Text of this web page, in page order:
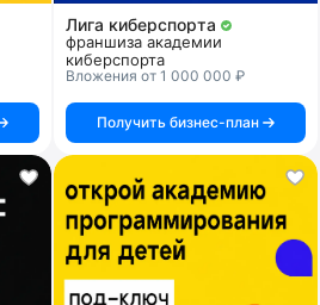
Лига киберспорта
франшиза академии
киберспорта
Вложения от 1 000 000 ₽
Получить бизнес-план